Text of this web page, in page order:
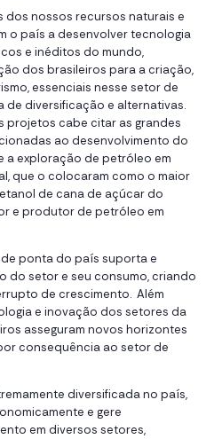
nossos recursos naturais e
o país a desenvolver tecnologia
e inéditos do mundo,
dos brasileiros para a criação,
essenciais nesse setor de
de diversificação e alternativas.
projetos cabe citar as grandes
ao desenvolvimento do
a exploração de petróleo em
que o colocaram como o maior
de cana de açúcar do
e produtor de petróleo em
ponta do país suporta e
do setor e seu consumo, criando
de crescimento. Além
e inovação dos setores da
asseguram novos horizontes
consequência ao setor de
diversificada no país,
e gere
em diversos setores,